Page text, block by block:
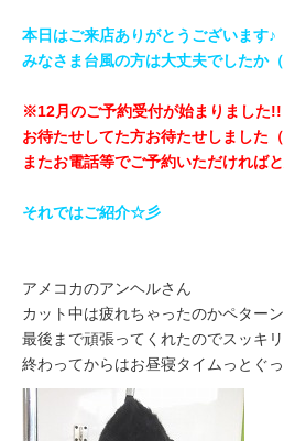
本日はご来店ありがとうございます♪
みなさま台風の方は大丈夫でしたか
※12月のご予約受付が始まりました!!
お待たせしてた方お待たせしました
またお電話等でご予約いただければ
それではご紹介☆彡
アメコカのアンヘルさん
カット中は疲れちゃったのかペター
最後まで頑張ってくれたのでスッキ
終わってからはお昼寝タイムっとぐ